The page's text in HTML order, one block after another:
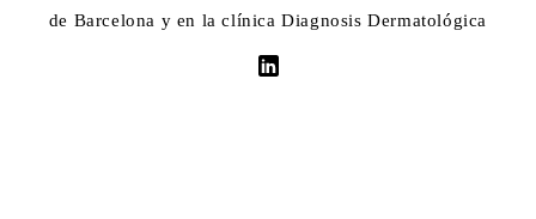
de Barcelona y en la clínica Diagnosis Dermatológica